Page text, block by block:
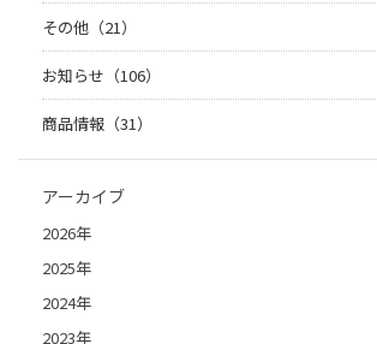
その他（21）
お知らせ（106）
商品情報（31）
アーカイブ
2026年
2025年
2024年
2023年